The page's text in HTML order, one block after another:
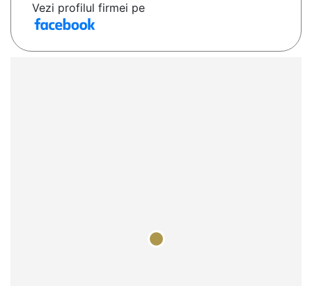
Vezi profilul firmei pe